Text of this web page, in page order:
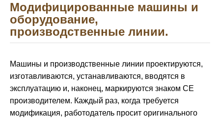
Модифицированные машины и
оборудование,
производственные линии.
Машины и производственные линии проектируются,
изготавливаются, устанавливаются, вводятся в
эксплуатацию и, наконец, маркируются знаком CE
производителем. Каждый раз, когда требуется
модификация, работодатель просит оригинального